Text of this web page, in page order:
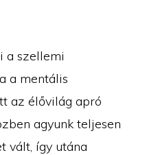
a szellemi
a mentális
az élővilág apró
agyunk teljesen
vált, így utána